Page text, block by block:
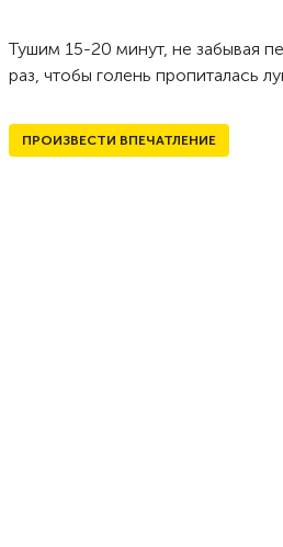
Тушим 15-20 минут, не забывая
раз, чтобы голень пропиталась
ПРОИЗВЕСТИ ВПЕЧАТЛЕНИЕ